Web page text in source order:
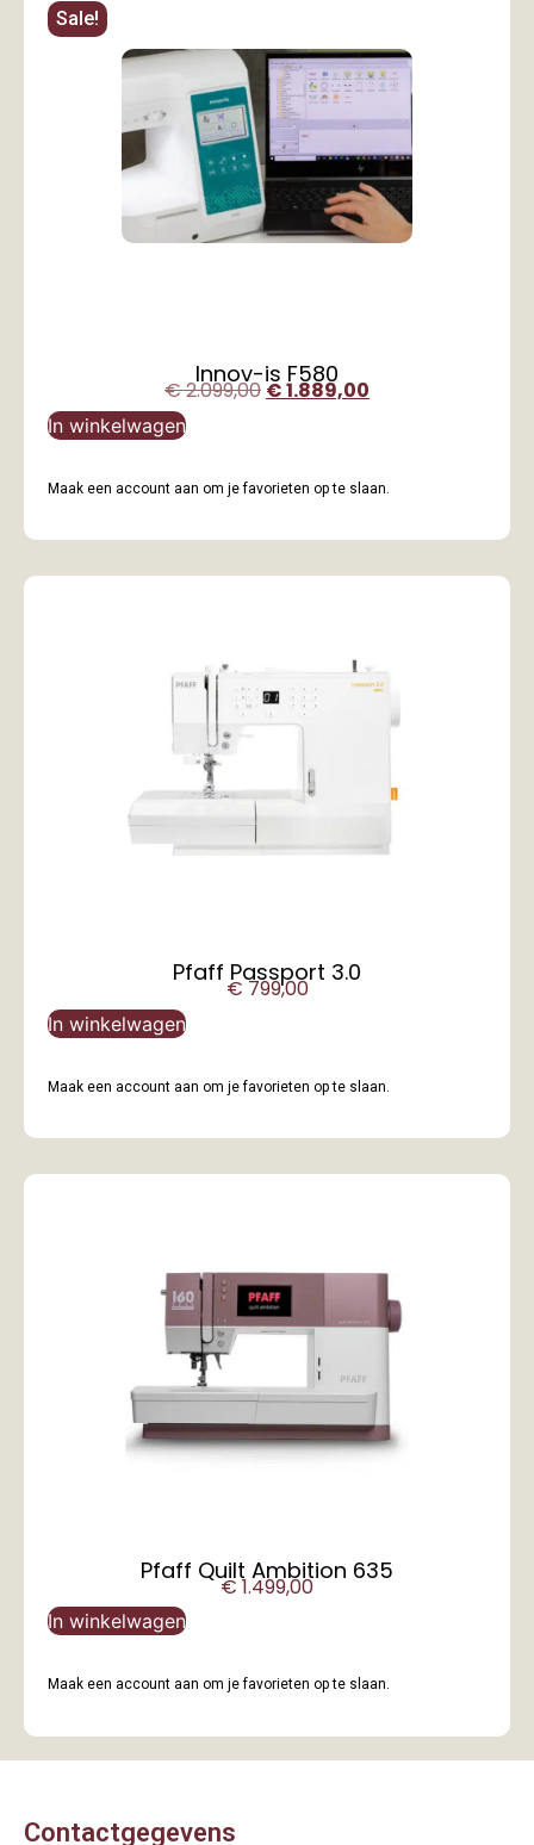
Sale!
Innov-is F580
€2.099,00€1.889,00
In winkelwagen
Maak een account aan om je favorieten op te slaan.
Pfaff Passport 3.0
€799,00
In winkelwagen
Maak een account aan om je favorieten op te slaan.
Pfaff Quilt Ambition 635
€1.499,00
In winkelwagen
Maak een account aan om je favorieten op te slaan.
Contactgegevens